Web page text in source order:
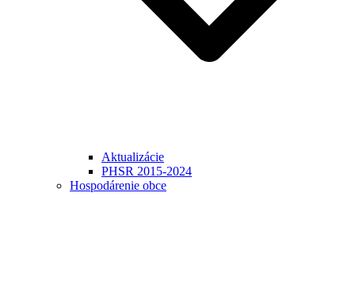
Aktualizácie
PHSR 2015-2024
Hospodárenie obce